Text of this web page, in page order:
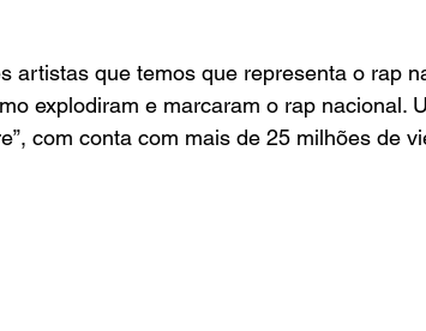
artistas que temos que representa o rap
explodiram e marcaram o rap nacional.
com conta com mais de 25 milhões de